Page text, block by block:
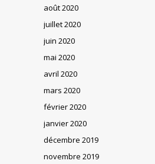
août 2020
juillet 2020
juin 2020
mai 2020
avril 2020
mars 2020
février 2020
janvier 2020
décembre 2019
novembre 2019